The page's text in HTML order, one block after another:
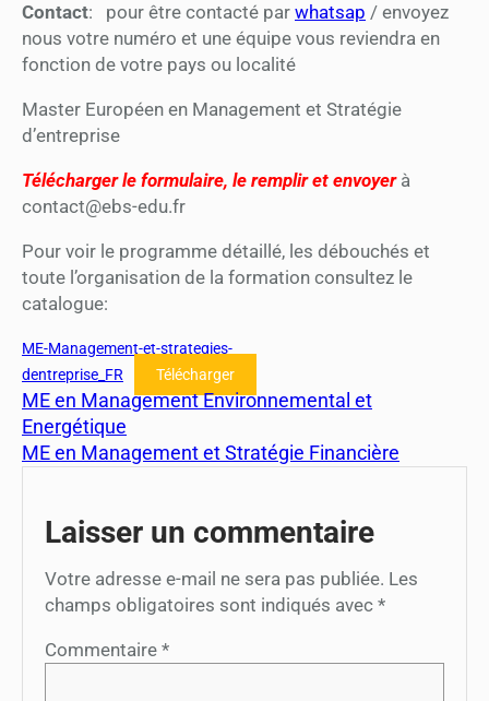
Contact: pour être contacté par whatsap / envoyez
nous votre numéro et une équipe vous reviendra en
fonction de votre pays ou localité
Master Européen en Management et Stratégie
d’entreprise
Télécharger le formulaire, le remplir et envoyerà
contact@ebs-edu.fr
Pour voir le programme détaillé, les débouchés et
toute l’organisation de la formation consultez le
catalogue:
ME-Management-et-strategies-
dentreprise_FR
Télécharger
ME en Management Environnemental et
Energétique
ME en Management et Stratégie Financière
Laisser un commentaire
Votre adresse e-mail ne sera pas publiée. Les
champs obligatoires sont indiqués avec *
Commentaire *